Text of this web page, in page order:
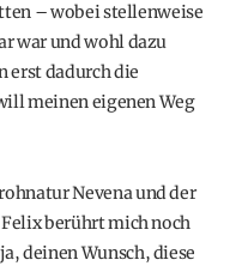
– wobei stellenweise
war und wohl dazu
erst dadurch die
meinen eigenen Weg
Nevena und der
berührt mich noch
deinen Wunsch, diese